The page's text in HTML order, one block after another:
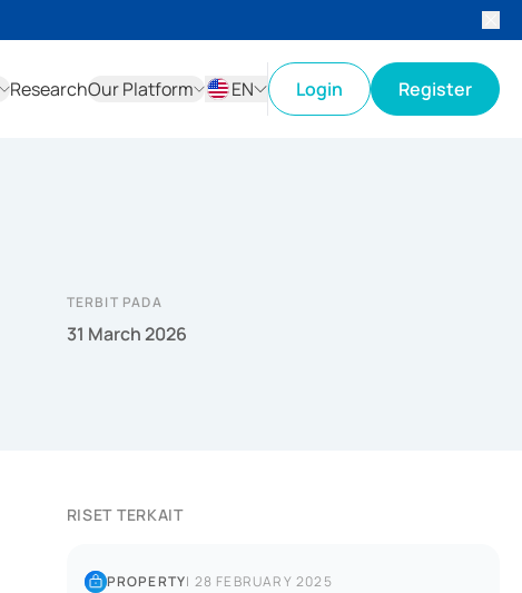
ResearchOur Platform
EN
Login Register
TERBIT PADA
31 March 2026
RISET TERKAIT
PROPERTY| 28 FEBRUARY 2025